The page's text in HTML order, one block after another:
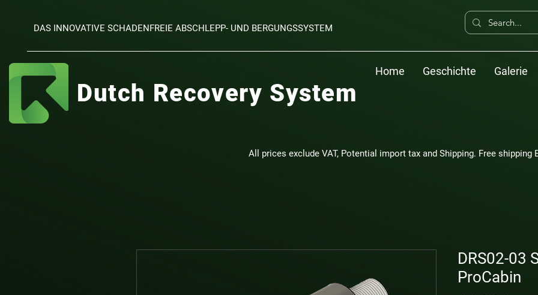
DAS INNOVATIVE SCHADENFREIE ABSCHLEPP- UND BERGUNGSSYSTEM
Dutch Recovery System
Home Geschichte Galerie
All prices exclude VAT, Potential import tax and Shipping. Free shipping
DRS02-03
ProCabin